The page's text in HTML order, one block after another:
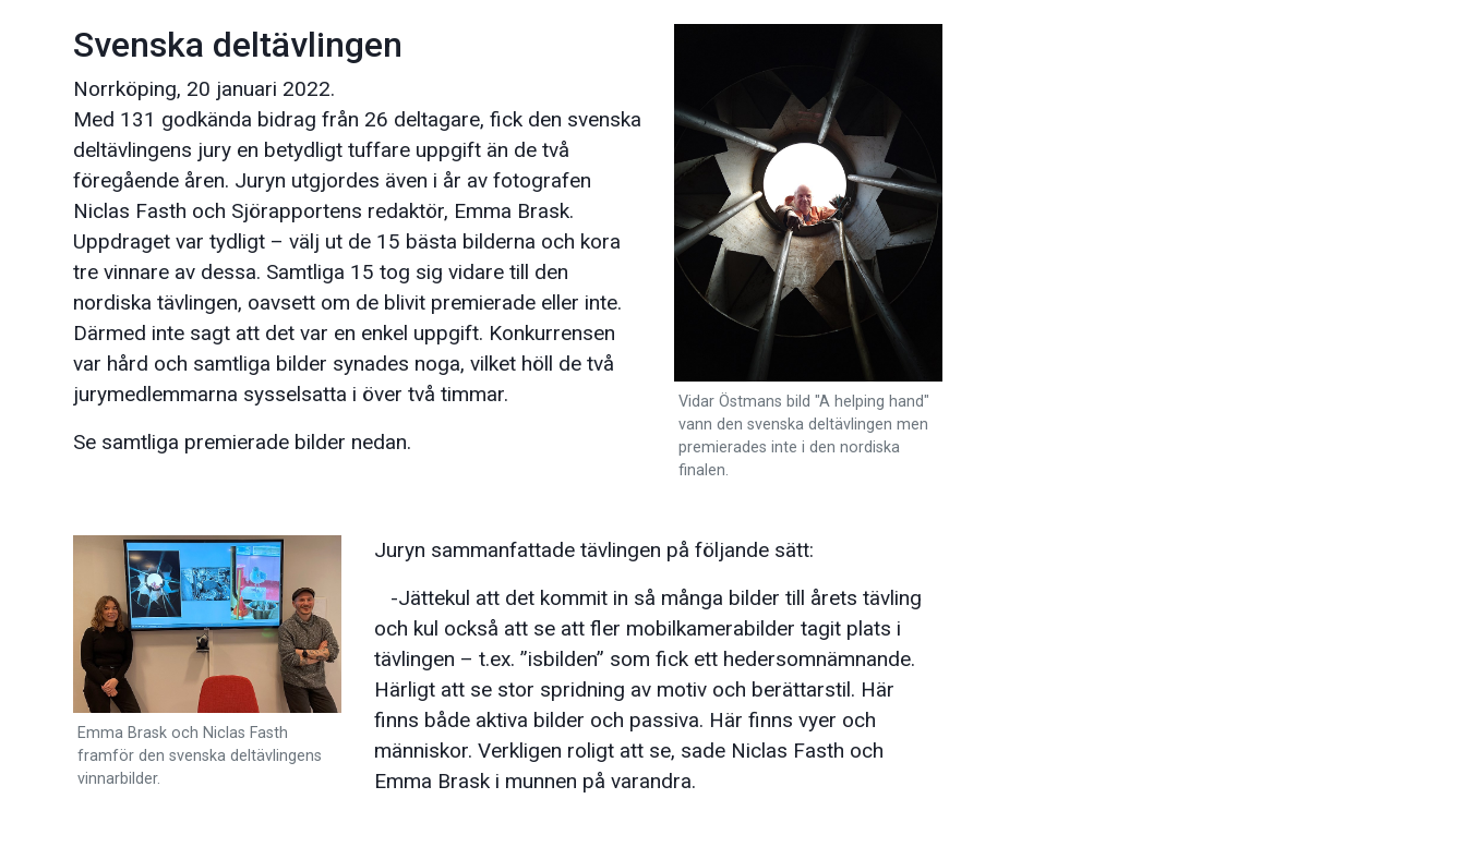
Svenska deltävlingen
Norrköping, 20 januari 2022.
Med 131 godkända bidrag från 26 deltagare, fick den svenska
deltävlingens jury en betydligt tuffare uppgift än de två
föregående åren. Juryn utgjordes även i år av fotografen
Niclas Fasth och Sjörapportens redaktör, Emma Brask.
Uppdraget var tydligt – välj ut de 15 bästa bilderna och kora
tre vinnare av dessa. Samtliga 15 tog sig vidare till den
nordiska tävlingen, oavsett om de blivit premierade eller inte.
Därmed inte sagt att det var en enkel uppgift. Konkurrensen
var hård och samtliga bilder synades noga, vilket höll de två
jurymedlemmarna sysselsatta i över två timmar.
Se samtliga premierade bilder nedan.
Vidar Östmans bild "A helping hand"
vann den svenska deltävlingen men
premierades inte i den nordiska
finalen.
Emma Brask och Niclas Fasth
framför den svenska deltävlingens
vinnarbilder.
Juryn sammanfattade tävlingen på följande sätt:
-Jättekul att det kommit in så många bilder till årets tävling
och kul också att se att fler mobilkamerabilder tagit plats i
tävlingen – t.ex. ”isbilden” som fick ett hedersomnämnande.
Härligt att se stor spridning av motiv och berättarstil. Här
finns både aktiva bilder och passiva. Här finns vyer och
människor. Verkligen roligt att se, sade Niclas Fasth och
Emma Brask i munnen på varandra.